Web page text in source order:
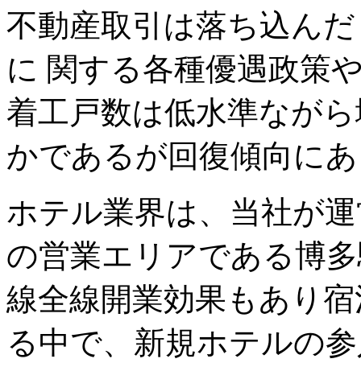
不動産取引は落ち込ん
に 関する各種優遇政策
着工戸数は低水準なが
かであるが回復傾向に
ホテル業界は、当社が
の営業エリアである博
線全線開業効果もあり
る中で、新規ホテルの